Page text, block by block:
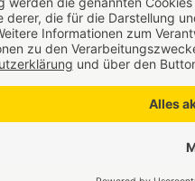
eine effektive
automatisch –
mitgelieferten Düsen